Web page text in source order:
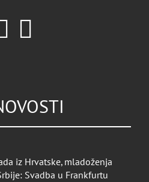
iz Hrvatske, mladoženja
Svadba u Frankfurtu